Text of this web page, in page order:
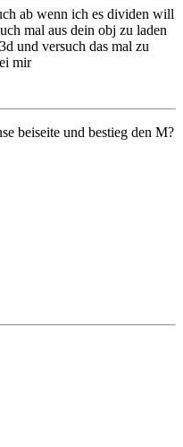
ab wenn ich es dividen will
mal aus dein obj zu laden
und versuch das mal zu
mir
beiseite und bestieg den M?